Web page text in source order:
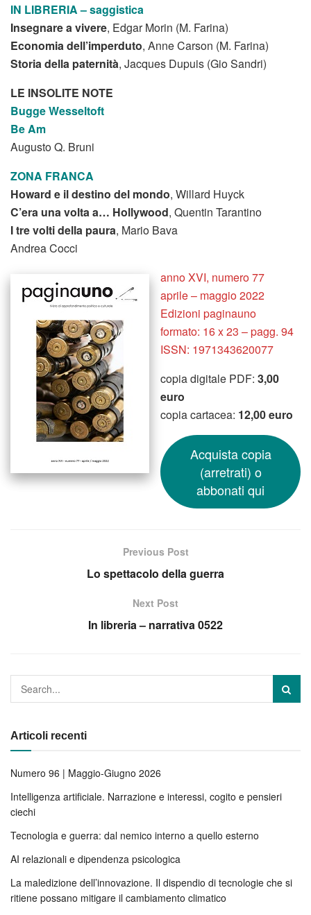
IN LIBRERIA – saggistica
Insegnare a vivere, Edgar Morin (M. Farina)
Economia dell’imperduto, Anne Carson (M. Farina)
Storia della paternità, Jacques Dupuis (Gio Sandri)
LE INSOLITE NOTE
Bugge Wesseltoft
Be Am
Augusto Q. Bruni
ZONA FRANCA
Howard e il destino del mondo, Willard Huyck
C’era una volta a… Hollywood, Quentin Tarantino
I tre volti della paura, Mario Bava
Andrea Cocci
anno XVI, numero 77
aprile – maggio 2022
Edizioni paginauno
formato: 16 x 23 – pagg. 94
ISSN: 1971343620077
copia digitale PDF: 3,00
euro
copia cartacea: 12,00 euro
Acquista copia
(arretrati) o
abbonati qui
Previous Post
Lo spettacolo della guerra
Next Post
In libreria – narrativa 0522
Articoli recenti
Numero 96 | Maggio-Giugno 2026
Intelligenza artificiale. Narrazione e interessi, cogito e pensieri
ciechi
Tecnologia e guerra: dal nemico interno a quello esterno
AI relazionali e dipendenza psicologica
La maledizione dell’innovazione. Il dispendio di tecnologie che si
ritiene possano mitigare il cambiamento climatico